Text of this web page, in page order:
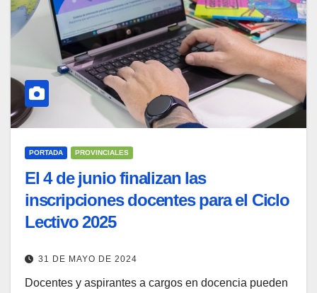
PORTADA PROVINCIALES
El 4 de junio finalizan las
inscripciones docentes para el Ciclo
Lectivo 2025
31 DE MAYO DE 2024
Docentes y aspirantes a cargos en docencia pueden